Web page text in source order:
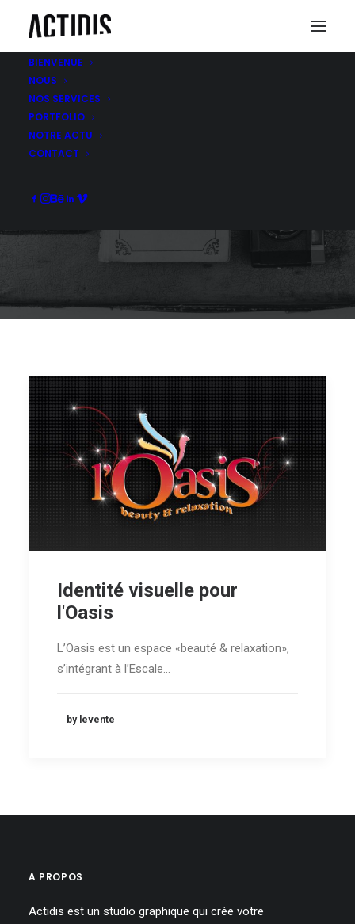
BIENVENUE
NOUS
NOS SERVICES
PORTFOLIO
NOTRE ACTU
CONTACT
Identité visuelle pour
l'Oasis
L’Oasis est un espace «beauté & relaxation»,
s’intégrant à l’Escale…
by levente
A PROPOS
Actidis est un studio graphique qui crée votre